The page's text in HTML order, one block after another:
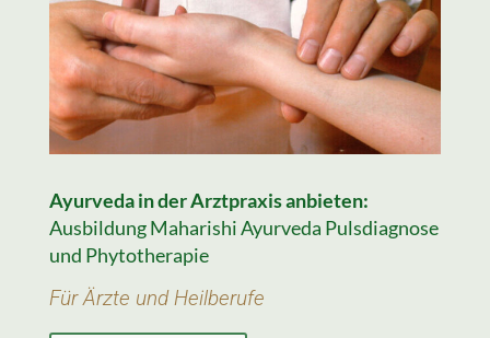
Ayurveda in der Arztpraxis anbieten:
Ausbildung Maharishi Ayurveda Pulsdiagnose
und Phytotherapie
Für Ärzte und Heilberufe